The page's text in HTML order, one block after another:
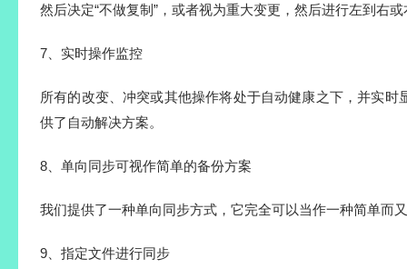
然后决定“不做复制”，或者视为重大变更，然后进行左到右
7、实时操作监控
所有的改变、冲突或其他操作将处于自动健康之下，并实时
供了自动解决方案。
8、单向同步可视作简单的备份方案
我们提供了一种单向同步方式，它完全可以当作一种简单而
9、指定文件进行同步